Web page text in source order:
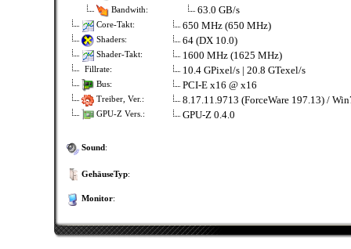
Bandwith: 63.0 GB/s
Core-Takt: 650 MHz (650 MHz)
Shaders: 64 (DX 10.0)
Shader-Takt: 1600 MHz (1625 MHz)
Fillrate: 10.4 GPixel/s | 20.8 GTexel/s
Bus: PCI-E x16 @ x16
Treiber, Ver.: 8.17.11.9713 (ForceWare 197.13) /
GPU-Z Vers.: GPU-Z 0.4.0
Sound:
GehäuseTyp:
Monitor: